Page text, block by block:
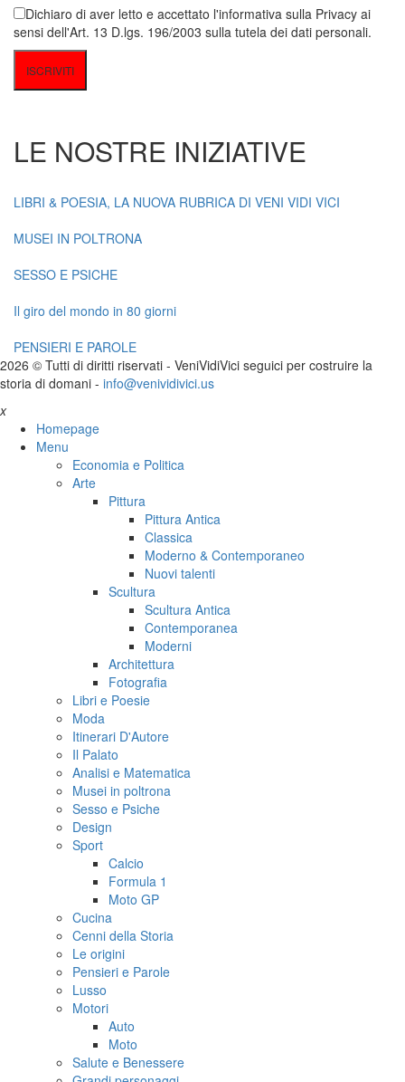
Dichiaro di aver letto e accettato l'informativa sulla Privacy ai
sensi dell'Art. 13 D.lgs. 196/2003 sulla tutela dei dati personali.
LE NOSTRE INIZIATIVE
LIBRI & POESIA, LA NUOVA RUBRICA DI VENI VIDI VICI
MUSEI IN POLTRONA
SESSO E PSICHE
Il giro del mondo in 80 giorni
PENSIERI E PAROLE
2026 © Tutti di diritti riservati - VeniVidiVici seguici per costruire la
storia di domani - info@venividivici.us
x
Homepage
Menu
Economia e Politica
Arte
Pittura
Pittura Antica
Classica
Moderno & Contemporaneo
Nuovi talenti
Scultura
Scultura Antica
Contemporanea
Moderni
Architettura
Fotografia
Libri e Poesie
Moda
Itinerari D'Autore
Il Palato
Analisi e Matematica
Musei in poltrona
Sesso e Psiche
Design
Sport
Calcio
Formula 1
Moto GP
Cucina
Cenni della Storia
Le origini
Pensieri e Parole
Lusso
Motori
Auto
Moto
Salute e Benessere